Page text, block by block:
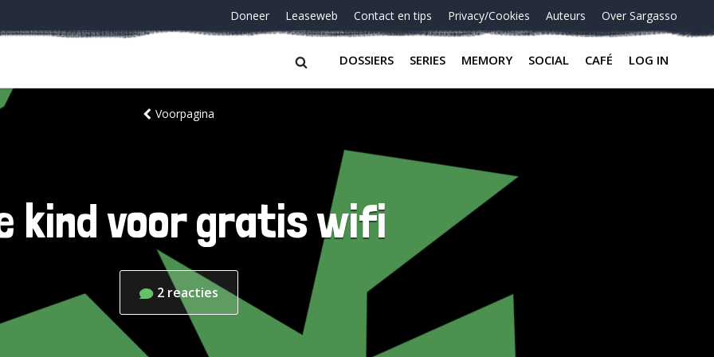
Doneer Leaseweb Contact en tips Privacy/Cookies Auteurs Over Sargasso
DOSSIERS SERIES MEMORY SOCIAL CAFÉ LOG IN
Voorpagina
kind voor gratis wifi
2 reacties